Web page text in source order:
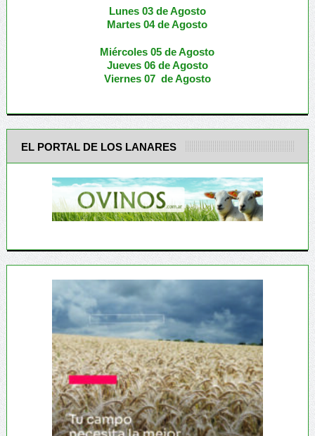
Lunes 03 de Agosto
Martes 04 de Agosto
Miércoles 05 deAgosto
Jueves 06 de Agosto
Viernes 07 de Agosto
EL PORTAL DE LOS LANARES